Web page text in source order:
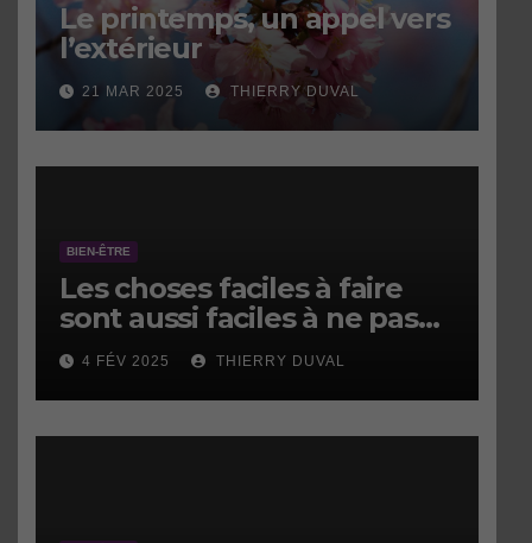
Le printemps, un appel vers
l’extérieur
21 MAR 2025 THIERRY DUVAL
BIEN-ÊTRE
Les choses faciles à faire
sont aussi faciles à ne pas
faire.
4 FÉV 2025 THIERRY DUVAL